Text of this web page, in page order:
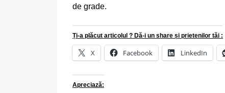
de grade.
Ți-a plăcut articolul ? Dă-i un share și prietenilor tăi :
X Facebook LinkedIn
Apreciază: